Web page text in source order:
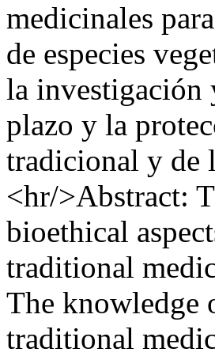
medicinales
de especies
la investigación
plazo y la
tradicional y de
<hr/>Abstract:
bioethical
traditional
The knowledge
traditional